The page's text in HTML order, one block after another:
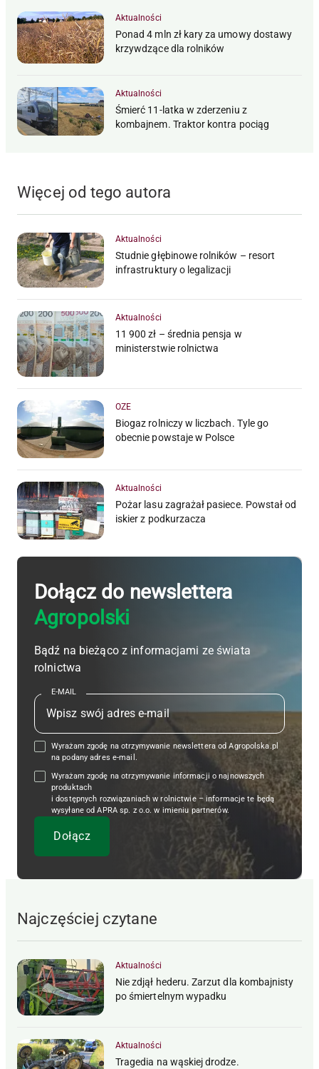
Aktualności
Ponad 4 mln zł kary za umowy dostawy
krzywdzące dla rolników
Aktualności
Śmierć 11-latka w zderzeniu z
kombajnem. Traktor kontra pociąg
Więcej od tego autora
Aktualności
Studnie głębinowe rolników – resort
infrastruktury o legalizacji
Aktualności
11 900 zł – średnia pensja w
ministerstwie rolnictwa
OZE
Biogaz rolniczy w liczbach. Tyle go
obecnie powstaje w Polsce
Aktualności
Pożar lasu zagrażał pasiece. Powstał od
iskier z podkurzacza
Dołącz do newslettera
Agropolski
Bądź na bieżąco z informacjami ze świata
rolnictwa
E-MAIL
Wyrażam zgodę na otrzymywanie newslettera od Agropolska.pl
na podany adres e-mail.
Wyrażam zgodę na otrzymywanie informacji o najnowszych
produktach
i dostępnych rozwiązaniach w rolnictwie – informacje te będą
wysyłane od APRA sp. z o.o. w imieniu partnerów.
Najczęściej czytane
Aktualności
Nie zdjął hederu. Zarzut dla kombajnisty
po śmiertelnym wypadku
Aktualności
Tragedia na wąskiej drodze.